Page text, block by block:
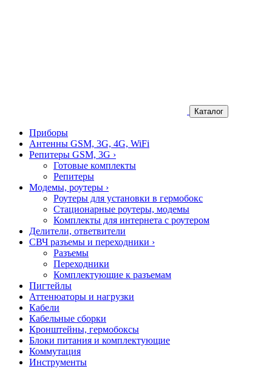
Каталог
Приборы
Антенны GSM, 3G, 4G, WiFi
Репитеры GSM, 3G ›
Готовые комплекты
Репитеры
Модемы, роутеры ›
Роутеры для установки в гермобокс
Стационарные роутеры, модемы
Комплекты для интернета с роутером
Делители, ответвители
СВЧ разъемы и переходники ›
Разъемы
Переходники
Комплектующие к разъемам
Пигтейлы
Аттенюаторы и нагрузки
Кабели
Кабельные сборки
Кронштейны, гермобоксы
Блоки питания и комплектующие
Коммутация
Инструменты